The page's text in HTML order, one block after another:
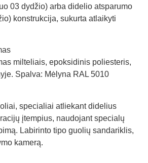
03 dydžio) arba didelio atsparumo
konstrukcija, sukurta atlaikyti
milteliais, epoksidinis poliesteris,
Spalva: Mėlyna RAL 5010
specialiai atliekant didelius
įtempius, naudojant specialų
Labirinto tipo guolių sandariklis,
kamerą.